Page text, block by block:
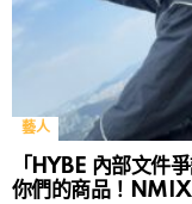
藝人
「HYBE 內部文件
你們的商品！